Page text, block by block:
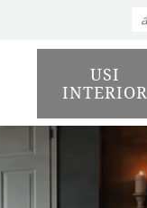
USI
INTERIOR